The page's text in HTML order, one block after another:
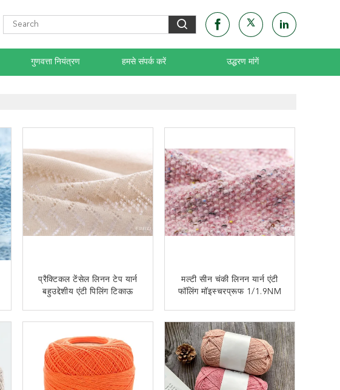
गुणवत्ता नियंत्रण हमसे संपर्क करें उद्धरण मांगें
प्रैक्टिकल टेंसेल लिनन टेप यार्न
बहुउद्देशीय एंटी पिलिंग टिकाऊ
अब से संपर्क करें
मल्टी सीन चंकी लिनन यार्न एंटी
फॉलिंग मॉइस्चरप्रूफ 1/1.9NM
अब से संपर्क करें